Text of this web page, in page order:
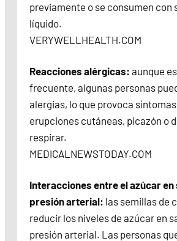
previamente o se consumen con
líquido.
VERYWELLHEALTH.COM
Reacciones alérgicas: aunque
frecuente, algunas personas
alergias, lo que provoca
erupciones cutáneas, picazón o
respirar.
MEDICALNEWSTODAY.COM
Interacciones entre el azúcar en
presión arterial: las semillas de
reducir los niveles de azúcar en
presión arterial. Las personas